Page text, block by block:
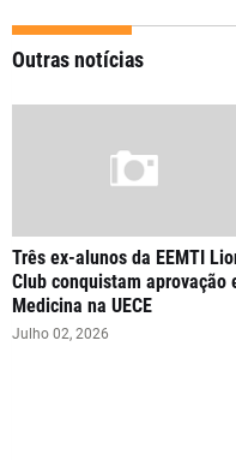
Outras notícias
Três ex-alunos da EEMTI
Club conquistam aprovação
Medicina na UECE
Julho 02, 2026